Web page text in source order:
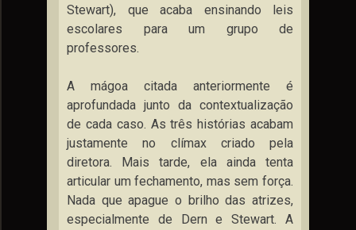
Stewart), que acaba ensinando leis
escolares para um grupo de
professores.
A mágoa citada anteriormente é
aprofundada junto da contextualização
de cada caso. As três histórias acabam
justamente no clímax criado pela
diretora. Mais tarde, ela ainda tenta
articular um fechamento, mas sem força.
Nada que apague o brilho das atrizes,
especialmente de Dern e Stewart. A